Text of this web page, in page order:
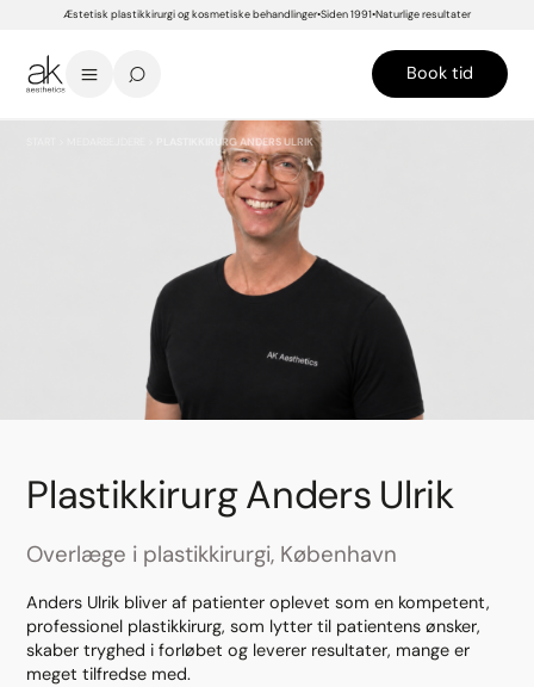
Æstetisk plastikkirurgi og kosmetiske behandlinger Siden 1991 Naturlige resultater
Book tid
PLASTIKKIRURG ANDERS ULRIK
Plastikkirurg Anders Ulrik
Overlæge i plastikkirurgi, København
Anders Ulrik bliver af patienter oplevet som en kompetent,
professionel plastikkirurg, som lytter til patientens ønsker,
skaber tryghed i forløbet og leverer resultater, mange er
meget tilfredse med.